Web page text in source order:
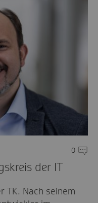
0
der IT
TK. Nach seinem